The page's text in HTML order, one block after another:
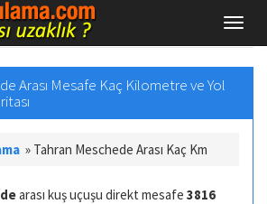
Arası Mesafe Kaç Kilometre ve Yol
» Tahran Meschede Arası Kaç Km
arası kuş uçuşu direkt mesafe 3816